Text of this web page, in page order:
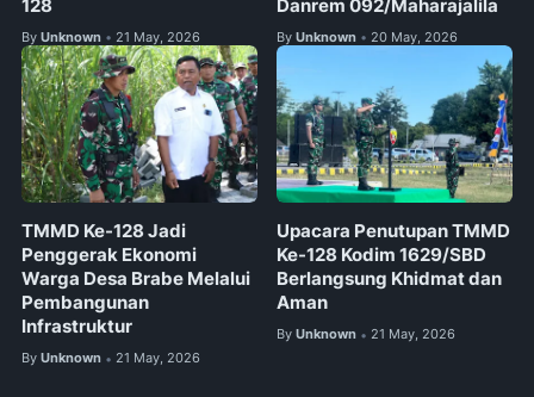
128
By Unknown • 21 May, 2026
Danrem 092/Maharajalila
By Unknown • 20 May, 2026
TMMD Ke-128 Jadi
Penggerak Ekonomi
Warga Desa Brabe Melalui
Pembangunan
Infrastruktur
By Unknown • 21 May, 2026
Upacara Penutupan TMMD
Ke-128 Kodim 1629/SBD
Berlangsung Khidmat dan
Aman
By Unknown • 21 May, 2026